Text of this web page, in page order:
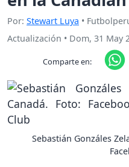
Por: Stewart Luya •
Actualización • Dom, 31 May
Comparte en:
Sebastián Gonzáles